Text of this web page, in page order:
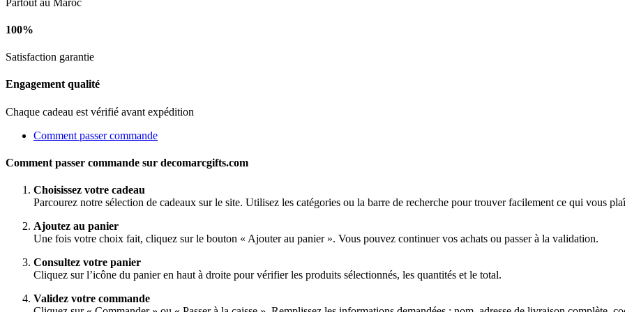
100%
Satisfaction garantie
Engagement qualité
Chaque cadeau est vérifié avant expédition
Comment passer commande
Comment passer commande sur decomarcgifts.com
Choisissez votre cadeau
Parcourez notre sélection de cadeaux sur le site. Utilisez les catégories ou la barre de recherche pour trouver facilement ce qui vous
Ajoutez au panier
Une fois votre choix fait, cliquez sur le bouton « Ajouter au panier ». Vous pouvez continuer vos achats ou passer à la validation.
Consultez votre panier
Cliquez sur l’icône du panier en haut à droite pour vérifier les produits sélectionnés, les quantités et le total.
Validez votre commande